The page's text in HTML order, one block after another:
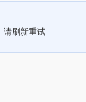
请刷新重试